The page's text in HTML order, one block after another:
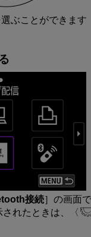
ぶことができます
接続］の画面
れたときは、